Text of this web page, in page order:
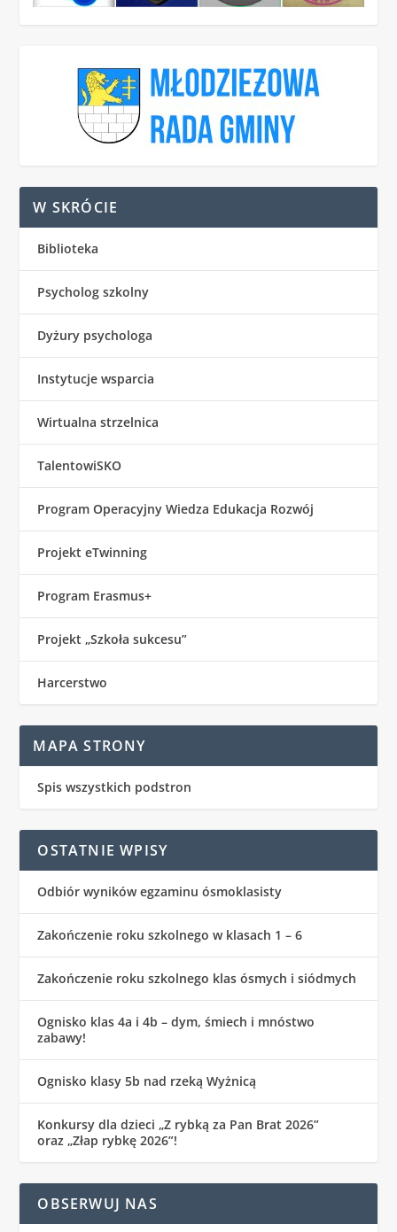
W SKRÓCIE
Biblioteka
Psycholog szkolny
Dyżury psychologa
Instytucje wsparcia
Wirtualna strzelnica
TalentowiSKO
Program Operacyjny Wiedza Edukacja Rozwój
Projekt eTwinning
Program Erasmus+
Projekt „Szkoła sukcesu”
Harcerstwo
MAPA STRONY
Spis wszystkich podstron
OSTATNIE WPISY
Odbiór wyników egzaminu ósmoklasisty
Zakończenie roku szkolnego w klasach 1 – 6
Zakończenie roku szkolnego klas ósmych i siódmych
Ognisko klas 4a i 4b – dym, śmiech i mnóstwo
zabawy!
Ognisko klasy 5b nad rzeką Wyżnicą
Konkursy dla dzieci „Z rybką za Pan Brat 2026”
oraz „Złap rybkę 2026”!
OBSERWUJ NAS